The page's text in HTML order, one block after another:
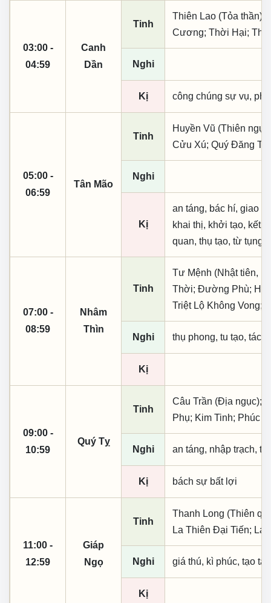
03:00 -
04:59
Canh
Dần
Tinh
Thiên Lao (Tỏa thần);
Cương; Thời Hại;
Nghi
Kị công chúng sự vụ,
05:00 -
06:59
Tân Mão
Tinh
Huyền Vũ (Thiên
Cửu Xú; Quý Đăng
Nghi
Kị
an táng, bác hí, giao
khai thị, khởi tạo, kết
quan, thụ tạo, từ tụng,
07:00 -
08:59
Nhâm
Thìn
Tinh
Tư Mệnh (Nhật tiên,
Thời; Đường Phù;
Triệt Lộ Không Vong;
Nghi thụ phong, tu tạo, tác
Kị
09:00 -
10:59
Quý Tỵ
Tinh
Câu Trần (Địa ngục);
Phụ; Kim Tinh; Phúc
Nghi an táng, nhập trạch,
Kị bách sự bất lợi
11:00 -
12:59
Giáp
Ngọ
Tinh
Thanh Long (Thiên
La Thiên Đại Tiến; La
Nghi giá thú, kì phúc, tạo
Kị